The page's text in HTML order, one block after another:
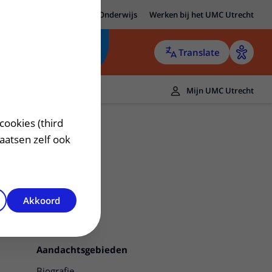
Onderwijs Werken bij het UMC Utrecht
Translate
Mijn UMC Utrecht
Aandachtsgebieden
(third
zelf ook
Akkoord